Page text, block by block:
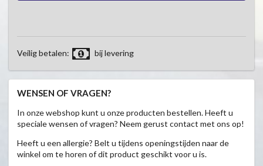
Veilig betalen: bij levering
WENSEN OF VRAGEN?
In onze webshop kunt u onze producten bestellen. Heeft u
speciale wensen of vragen? Neem gerust contact met ons op!
Heeft u een allergie? Belt u tijdens openingstijden naar de
winkel om te horen of dit product geschikt voor u is.